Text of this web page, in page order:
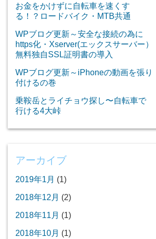
お金をかけずに自転車を速くす
る！？ロードバイク・MTB共通
WPブログ更新～安全な接続の為に
https化・Xserver(エックスサーバー）
無料独自SSL証明書の導入
WPブログ更新～iPhoneの動画を張り
付けるの巻
乗鞍岳とライチョウ探し〜自転車で
行ける4大峠
アーカイブ
2019年1月 (1)
2018年12月 (2)
2018年11月 (1)
2018年10月 (1)